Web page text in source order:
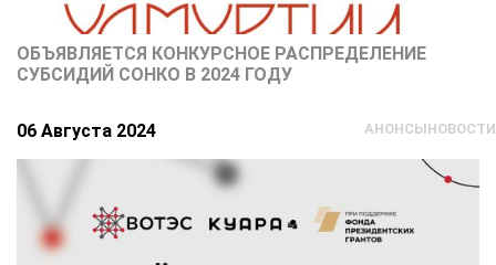
ОБЪЯВЛЯЕТСЯ КОНКУРСНОЕ РАСПРЕДЕЛЕНИЕ
СУБСИДИЙ СОНКО В 2024 ГОДУ
06 Августа 2024 АНОНСЫНОВОСТИ